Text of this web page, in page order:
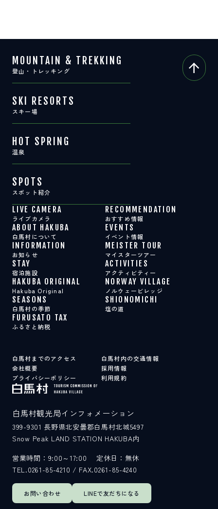
MOUNTAIN & TREKKING
登山・トレッキング
SKI RESORTS
スキー場
HOT SPRING
温泉
SPOTS
スポット紹介
LIVE CAMERA
ライブカメラ
RECOMMENDATION
おすすめ情報
ABOUT HAKUBA
白馬村について
EVENTS
イベント情報
INFORMATION
お知らせ
MEISTER TOUR
マイスターツアー
STAY
宿泊施設
ACTIVITIES
アクティビティー
HAKUBA ORIGINAL
Hakuba Original
NORWAY VILLAGE
ノルウェービレッジ
SEASONS
白馬村の季節
SHIONOMICHI
塩の道
FURUSATO TAX
ふるさと納税
白馬村までのアクセス
白馬村内の交通情報
会社概要
採用情報
プライバシーポリシー
利用規約
お問い合わせ LINEで友だちになる
白馬村観光局インフォメーション
399-9301 長野県北安曇郡白馬村北城5497
Snow Peak LAND STATION HAKUBA内
営業時間：9:00～17:00
定休日：無休
TEL.0261-85-4210 / FAX.0261-85-4240